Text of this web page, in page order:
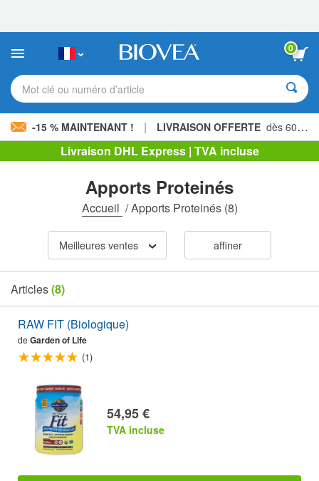
:
site
comprend
un
d'accessibilité.
0
Mot clé ou numéro d’article
-15 % MAINTENANT ! | LIVRAISON OFFERTE dès 60,00 € »
Livraison DHL Express | TVA incluse
Apports Proteinés
Accueil /Apports Proteinés(8)
Meilleures ventes affiner
Articles(8)
RAW FIT (Biologique)
de Garden of Life
(1)
54,95 €
TVA incluse